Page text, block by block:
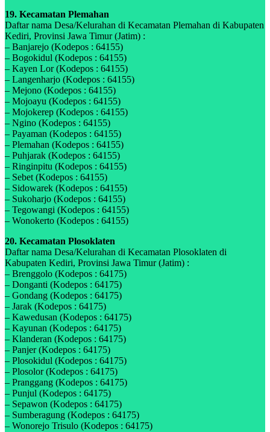
19. Kecamatan Plemahan
Daftar nama Desa/Kelurahan di Kecamatan Plemahan di Kabupaten
Kediri, Provinsi Jawa Timur (Jatim) :
– Banjarejo (Kodepos : 64155)
– Bogokidul (Kodepos : 64155)
– Kayen Lor (Kodepos : 64155)
– Langenharjo (Kodepos : 64155)
– Mejono (Kodepos : 64155)
– Mojoayu (Kodepos : 64155)
– Mojokerep (Kodepos : 64155)
– Ngino (Kodepos : 64155)
– Payaman (Kodepos : 64155)
– Plemahan (Kodepos : 64155)
– Puhjarak (Kodepos : 64155)
– Ringinpitu (Kodepos : 64155)
– Sebet (Kodepos : 64155)
– Sidowarek (Kodepos : 64155)
– Sukoharjo (Kodepos : 64155)
– Tegowangi (Kodepos : 64155)
– Wonokerto (Kodepos : 64155)
20. Kecamatan Plosoklaten
Daftar nama Desa/Kelurahan di Kecamatan Plosoklaten di
Kabupaten Kediri, Provinsi Jawa Timur (Jatim) :
– Brenggolo (Kodepos : 64175)
– Donganti (Kodepos : 64175)
– Gondang (Kodepos : 64175)
– Jarak (Kodepos : 64175)
– Kawedusan (Kodepos : 64175)
– Kayunan (Kodepos : 64175)
– Klanderan (Kodepos : 64175)
– Panjer (Kodepos : 64175)
– Plosokidul (Kodepos : 64175)
– Plosolor (Kodepos : 64175)
– Pranggang (Kodepos : 64175)
– Punjul (Kodepos : 64175)
– Sepawon (Kodepos : 64175)
– Sumberagung (Kodepos : 64175)
– Wonorejo Trisulo (Kodepos : 64175)